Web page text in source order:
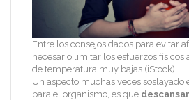
Entre los consejos dados para evitar
necesario limitar los esfuerzos físicos
de temperatura muy bajas (iStock)
Un aspecto muchas veces soslayado
para el organismo, es que